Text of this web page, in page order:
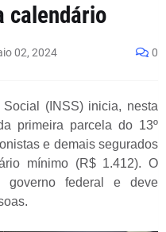
calendário
02, 2024 0
(INSS) inicia, nesta
primeira parcela do 13º
e demais segurados
mínimo (R$ 1.412). O
governo federal e deve